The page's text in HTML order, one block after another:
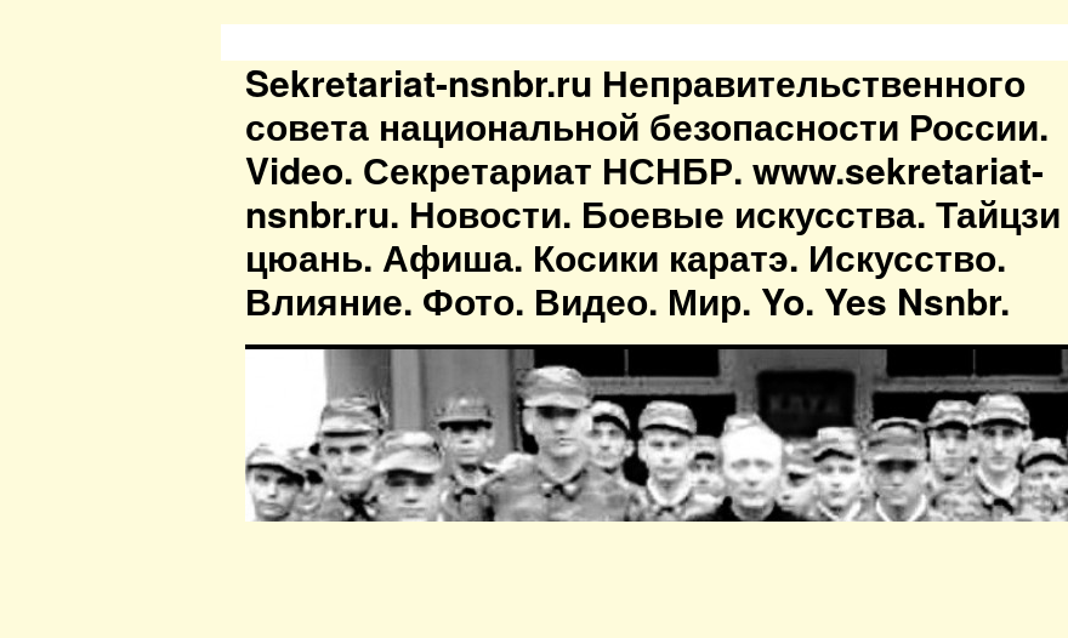
Sekretariat-nsnbr.ru Неправительственного
совета национальной безопасности России.
Video. Секретариат НСНБР. www.sekretariat-
nsnbr.ru. Новости. Боевые искусства. Тайцзи
цюань. Афиша. Косики каратэ. Искусство.
Влияние. Фото. Видео. Мир. Yo. Yes Nsnbr.